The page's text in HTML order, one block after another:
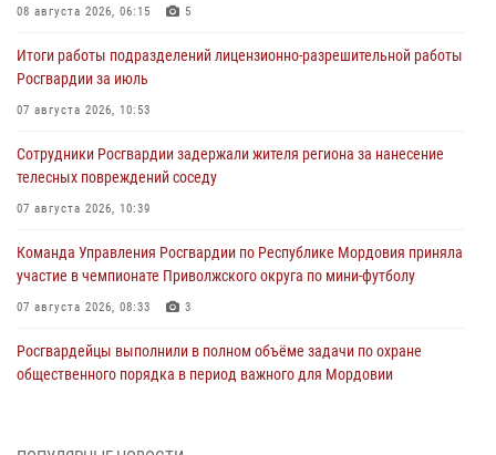
08 августа 2026, 06:15 5
Итоги работы подразделений лицензионно-разрешительной работы
Росгвардии за июль
07 августа 2026, 10:53
Сотрудники Росгвардии задержали жителя региона за нанесение
телесных повреждений соседу
07 августа 2026, 10:39
Команда Управления Росгвардии по Республике Мордовия приняла
участие в чемпионате Приволжского округа по мини-футболу
07 августа 2026, 08:33 3
Росгвардейцы выполнили в полном объёме задачи по охране
общественного порядка в период важного для Мордовии